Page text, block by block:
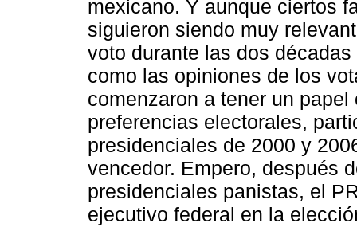
mexicano. Y aunque ciertos
siguieron siendo muy
voto durante las dos
como las opiniones de los
comenzaron a tener un
preferencias electorales,
presidenciales de 2000 y
vencedor. Empero, después
presidenciales panistas, el
ejecutivo federal en la